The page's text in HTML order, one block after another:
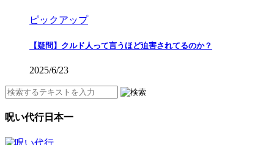
ピックアップ
【疑問】クルド人って言うほど迫害されてるのか？
2025/6/23
呪い代行日本一